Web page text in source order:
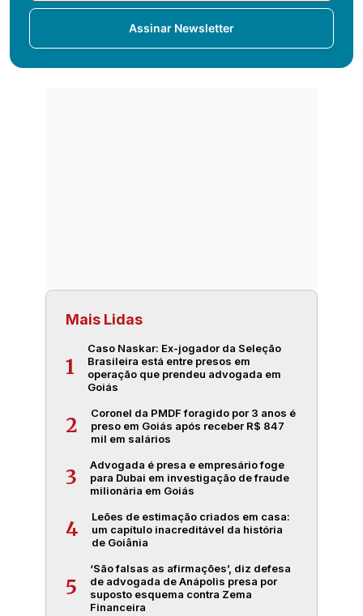
Assinar Newsletter
Mais Lidas
1
Caso Naskar: Ex-jogador da Seleção
Brasileira está entre presos em
operação que prendeu advogada em
Goiás
2
Coronel da PMDF foragido por 3 anos é
preso em Goiás após receber R$ 847
mil em salários
3
Advogada é presa e empresário foge
para Dubai em investigação de fraude
milionária em Goiás
4
Leões de estimação criados em casa:
um capítulo inacreditável da história
de Goiânia
5
‘São falsas as afirmações’, diz defesa
de advogada de Anápolis presa por
suposto esquema contra Zema
Financeira